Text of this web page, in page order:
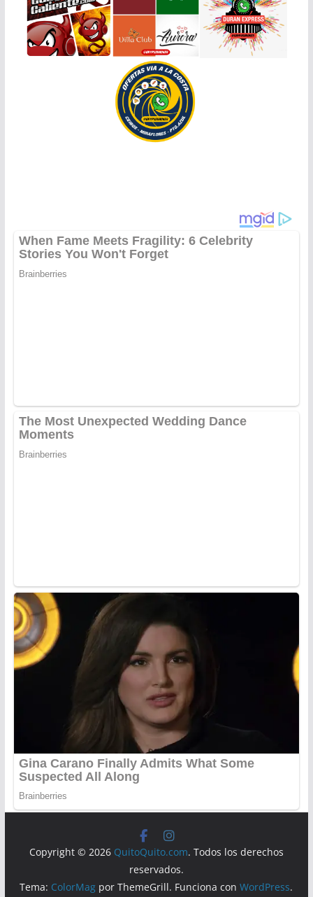
Copyright © 2026 QuitoQuito.com. Todos los derechos
reservados.
Tema: ColorMag por ThemeGrill. Funciona conWordPress.